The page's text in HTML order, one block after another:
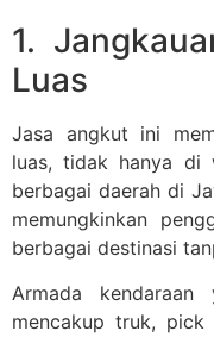
1.
Luas
Jasa angkut ini
luas, tidak hanya di
berbagai daerah di
memungkinkan
berbagai destinasi
Armada
mencakup truk, pick